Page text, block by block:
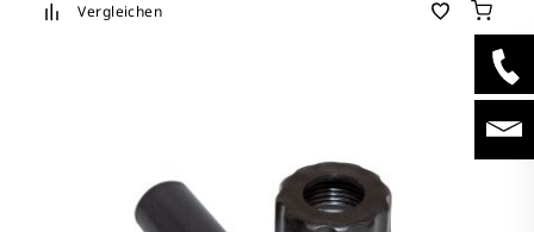
Vergleichen